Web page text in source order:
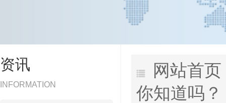
资讯
INFORMATION
网站首页
你知道吗？